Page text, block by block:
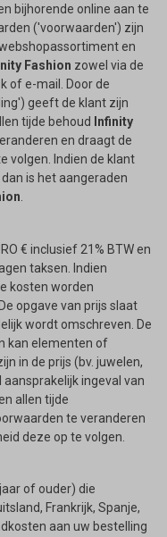
bijhorende online aan te
('voorwaarden') zijn
en
Fashion zowel via de
of e-mail. Door de
geeft de klant zijn
tijde behoud
Infinity
en draagt de
volgen. Indien de klant
is het aangeraden
€ inclusief 21% BTW en
taksen. Indien
kosten worden
opgave van prijs slaat
wordt omschreven. De
kan elementen of
in de prijs (bv. juwelen,
aansprakelijk ingeval van
allen tijde
te veranderen
deze op te volgen.
of ouder) die
Frankrijk, Spanje,
aan uw bestelling